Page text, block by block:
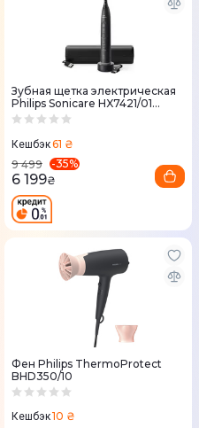
Зубная щетка электрическая
Philips Sonicare HX7421/01
серии 7100
Кешбэк61 ₴
9 499
-35%
6 199₴
Фен Philips ThermoProtect
BHD350/10
Кешбэк10 ₴